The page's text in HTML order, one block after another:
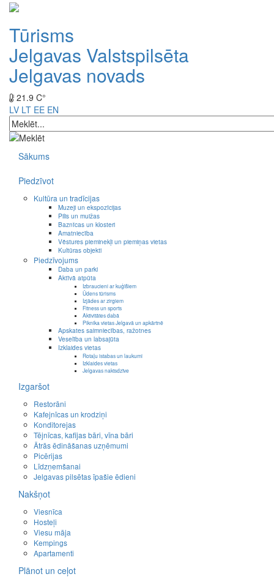
Tūrisms
Jelgavas Valstspilsēta
Jelgavas novads
21.9 C°
LV LT EE EN
Sākums
Piedzīvot
Kultūra un tradīcijas
Muzeji un ekspozīcijas
Pilis un muižas
Baznīcas un klosteri
Amatniecība
Vēstures pieminekļi un piemiņas vietas
Kultūras objekti
Piedzīvojums
Daba un parki
Aktīvā atpūta
Izbraucieni ar kuģīšiem
Ūdens tūrisms
Izjādes ar zirgiem
Fitness un sports
Aktivitātes dabā
Piknika vietas Jelgavā un apkārtnē
Apskates saimniecības, ražotnes
Veselība un labsajūta
Izklaides vietas
Rotaļu istabas un laukumi
Izklaides vietas
Jelgavas naktsdzīve
Izgaršot
Restorāni
Kafejnīcas un krodziņi
Konditorejas
Tējnīcas, kafijas bāri, vīna bāri
Ātrās ēdināšanas uzņēmumi
Picērijas
Līdzņemšanai
Jelgavas pilsētas īpašie ēdieni
Nakšņot
Viesnīca
Hosteļi
Viesu māja
Kempings
Apartamenti
Plānot un ceļot